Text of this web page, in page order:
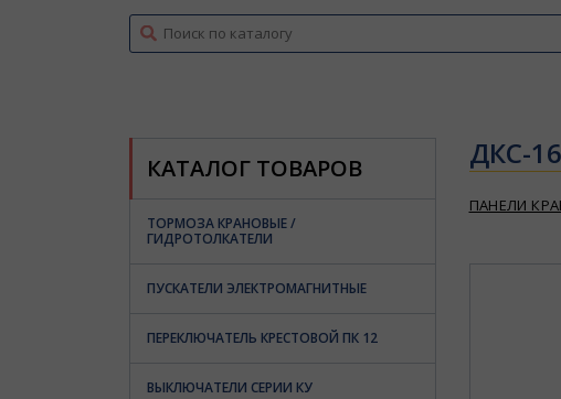
КАТАЛОГ ТОВАРОВ
ТОРМОЗА КРАНОВЫЕ /
ГИДРОТОЛКАТЕЛИ
ПУСКАТЕЛИ ЭЛЕКТРОМАГНИТНЫЕ
ПЕРЕКЛЮЧАТЕЛЬ КРЕСТОВОЙ ПК 12
ВЫКЛЮЧАТЕЛИ СЕРИИ КУ
ДКС-
ПАНЕЛИ